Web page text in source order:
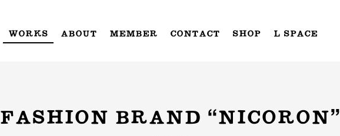
WORKS ABOUT MEMBER CONTACT SHOP L SPACE
FASHION BRAND “NICORON”